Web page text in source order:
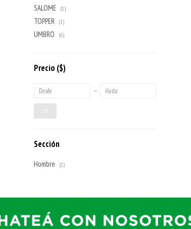
SALOME (1)
TOPPER (1)
UMBRO (6)
Precio ($)
OK
Sección
Hombre (2)